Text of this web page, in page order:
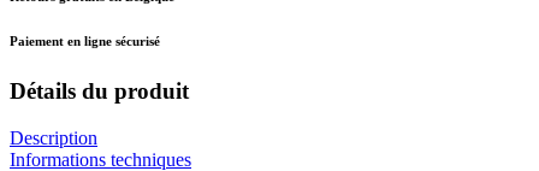
Paiement en ligne sécurisé
Détails du produit
Description
Informations techniques